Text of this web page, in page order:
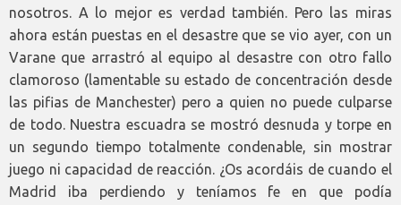
nosotros. A lo mejor es verdad también. Pero las miras
ahora están puestas en el desastre que se vio ayer, con un
Varane que arrastró al equipo al desastre con otro fallo
clamoroso (lamentable su estado de concentración desde
las pifias de Manchester) pero a quien no puede culparse
de todo. Nuestra escuadra se mostró desnuda y torpe en
un segundo tiempo totalmente condenable, sin mostrar
juego ni capacidad de reacción. ¿Os acordáis de cuando el
Madrid iba perdiendo y teníamos fe en que podía